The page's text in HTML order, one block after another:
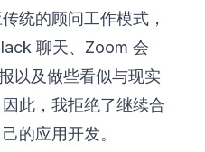
统的顾问工作模式，
聊天、Zoom 会
以及做些看似与现实
此，我拒绝了继续合
的应用开发。